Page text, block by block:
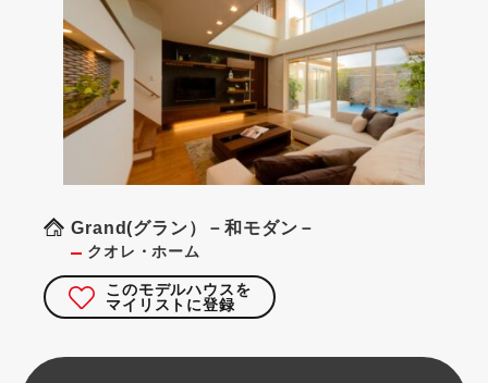
Grand(グラン）－和モダン－
クオレ・ホーム
このモデルハウスを
マイリストに登録